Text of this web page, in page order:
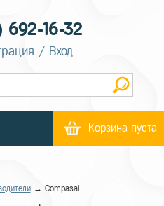
16-32
/ Вход
Корзина пуста
→ Compasal